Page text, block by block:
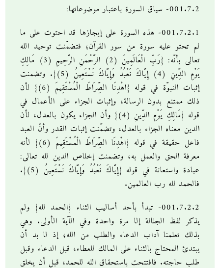
001.7.2- سياق السورة باعتبار موضوعاتها:
001.7.2.1- هذه السورة على إيجازها قد احتوت على ما
لم تحتو عليه سورة من سور القرآن؛ فتضمّنت توحيد الله
تعالى بأنّه: {رَبِّ الْعَالَمِينَ (2) الرَّحْمَنِ الرَّحِيمِ (3) مَالِكِ
يَوْمِ الدِّينِ (4) إِيَّاكَ نَعْبُدُ وَإِيَّاكَ نَسْتَعِينُ (5)}. وتضمنت
إثبات النبوّة في قوله {اهْدِنَا الصِّرَاطَ الْمُسْتَقِيمَ (6)} لأن
ذلك ممتنع بدون الرسالة، وإثبات الجزاء على الأعمال في
قوله {مَالِكِ يَوْمِ الدِّينِ (4)} وأن الجزاء يكون بالعدل، لأن
الدين معناه الجزاء بالعدل، وتضمّنت إثبات القدر وأنّ العبد
فاعل حقيقة في قوله {اهْدِنَا الصِّرَاطَ الْمُسْتَقِيمَ (6)} لأنه
معرفة الحق والعمل به، وتضمنت إخلاص الدين لله تعالى:
عبادة واستعانة في قوله {إِيَّاكَ نَعْبُدُ وَإِيَّاكَ نَسْتَعِينُ (5)}.
فالحمد لله رب العالمين.
001.7.2.2- تبدأ بأحد أساليب الثناء {الحمد لله} ولم
يذكر لفظ الجلالة إلا مرة واحدة وفي الآية الأولى. وهي
بذلك تعلمنا آداب الدعاء والطلب من الله؛ إذ لا بد أن
يبتدئ المحتاج بالثناء على المالك للعطاء، قبل الدعاء وقبل
طلب حاجته. فافتتحت باستحقاق الله للحمد، قبل أن يخلق